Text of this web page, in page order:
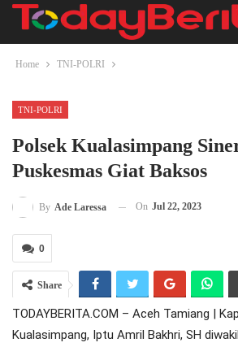
Home TNI-POLRI
TNI-POLRI
Polsek Kualasimpang
Puskesmas Giat Baksos
By Ade Laressa On Jul 22, 2023
0
Share
TODAYBERITA.COM – Aceh Tamiang |
Kualasimpang, Iptu Amril Bakhri, SH